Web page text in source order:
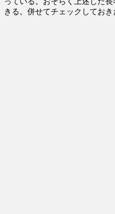
きる。併せてチェックしておき